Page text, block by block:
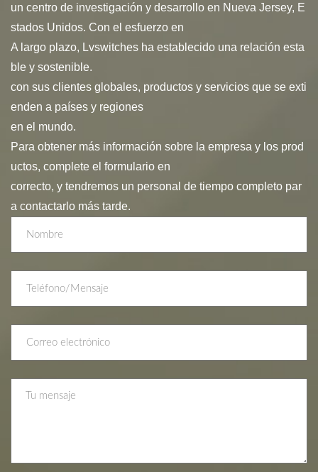
un centro de investigación y desarrollo en Nueva Jersey, E
stados Unidos. Con el esfuerzo en
A largo plazo, Lvswitches ha establecido una relación esta
ble y sostenible.
con sus clientes globales, productos y servicios que se exti
enden a países y regiones
en el mundo.
Para obtener más información sobre la empresa y los prod
uctos, complete el formulario en
correcto, y tendremos un personal de tiempo completo par
a contactarlo más tarde.